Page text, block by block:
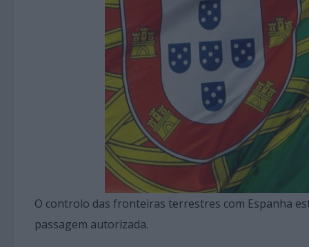
O controlo das fronteiras terrestres com Espanha
passagem autorizada.